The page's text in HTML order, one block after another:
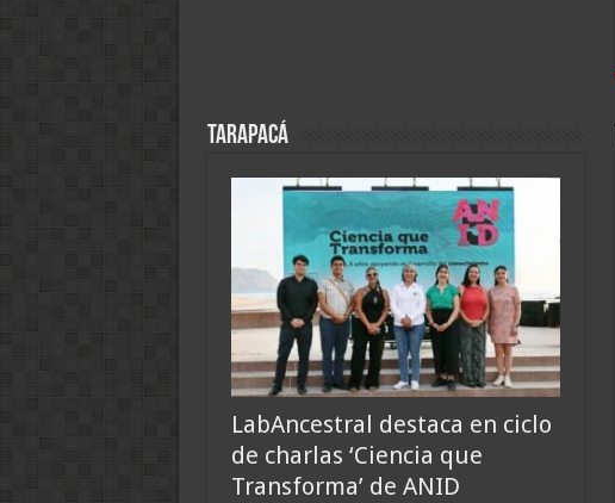
Tarapacá
LabAncestral destaca en ciclo
de charlas ‘Ciencia que
Transforma’ de ANID